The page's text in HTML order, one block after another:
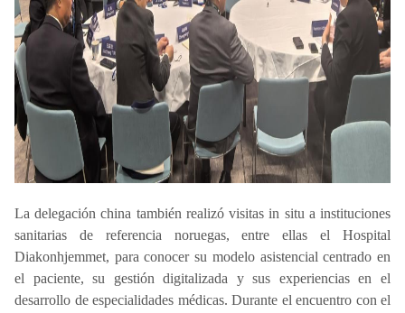
La delegación china también realizó visitas in situ a instituciones
sanitarias de referencia noruegas, entre ellas el Hospital
Diakonhjemmet, para conocer su modelo asistencial centrado en
el paciente, su gestión digitalizada y sus experiencias en el
desarrollo de especialidades médicas. Durante el encuentro con el